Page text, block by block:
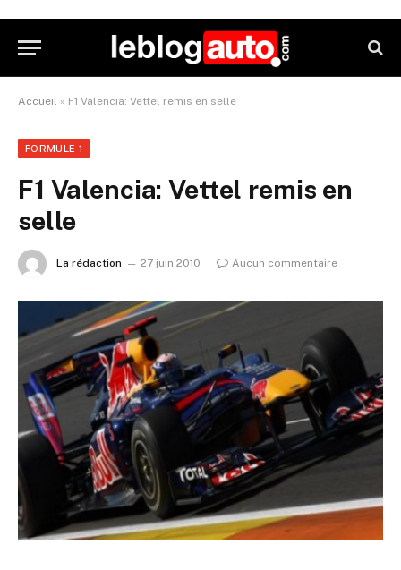
Accueil » F1 Valencia: Vettel remis en selle
FORMULE 1
F1 Valencia: Vettel remis en
selle
La rédaction 27 juin 2010 Aucun commentaire